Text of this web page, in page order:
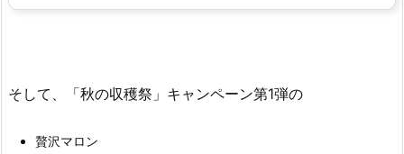
そして、「秋の収穫祭」キャンペーン第1弾の
贅沢マロン